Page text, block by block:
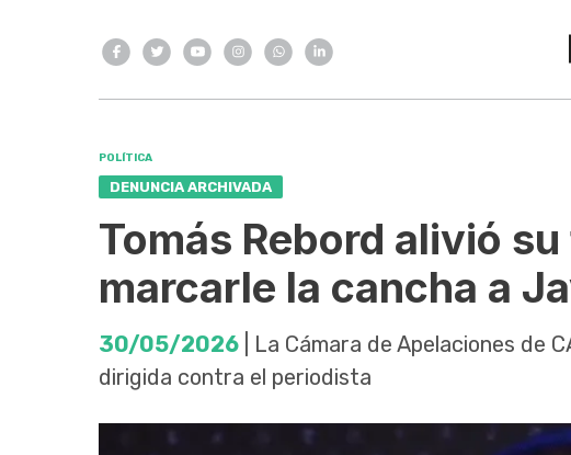
POLÍTICA
DENUNCIA ARCHIVADA
Tomás Rebord alivió
marcarle la cancha a
30/05/2026 | La Cámara de Apelaciones de
dirigida contra el periodista